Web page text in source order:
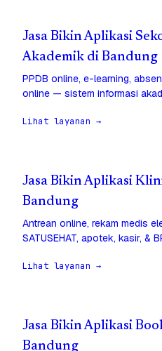
Jasa Bikin Aplikasi
Akademik di Bandung
PPDB online, e-learning,
online — sistem informasi
Lihat layanan →
Jasa Bikin Aplikasi
Bandung
Antrean online, rekam medis
SATUSEHAT, apotek, kasir, &
Lihat layanan →
Jasa Bikin Aplikasi
Bandung